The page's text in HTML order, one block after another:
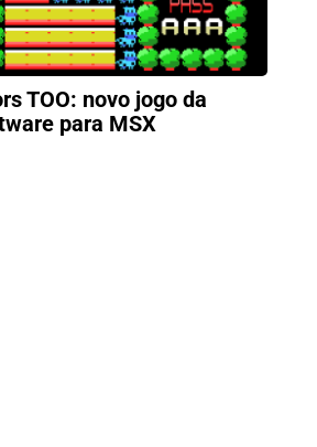
TOO: novo jogo da
para MSX